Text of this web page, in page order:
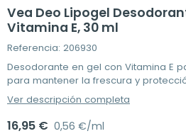
Vea Deo Lipogel
Vitamina E, 30 ml
Referencia: 206930
Desodorante en gel con Vitamina E
para mantener la frescura y
Ver descripción completa
16,95 € 0,56 €/ml